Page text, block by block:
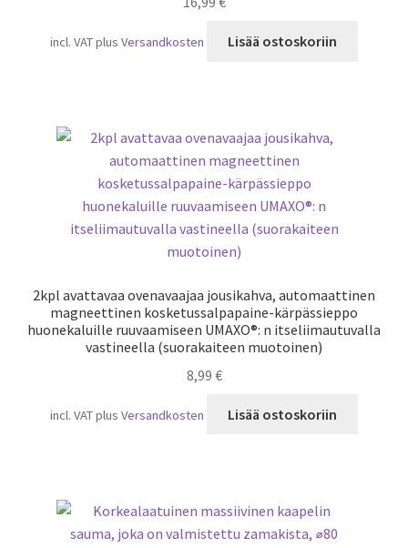
incl. VATplusVersandkosten Lisää ostoskoriin
2kpl avattavaa ovenavaajaa jousikahva, automaattinen
magneettinen kosketussalpapaine-kärpässieppo
huonekaluille ruuvaamiseen UMAXO®: n itseliimautuvalla
vastineella (suorakaiteen muotoinen)
8,99 €
incl. VATplusVersandkosten Lisää ostoskoriin